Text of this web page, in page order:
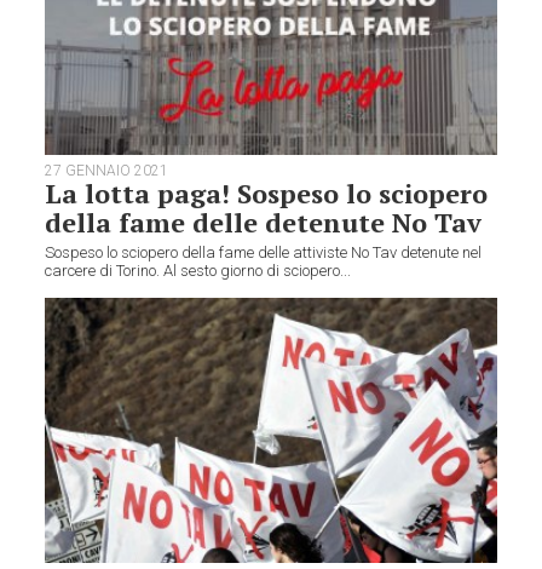
27 GENNAIO 2021
La lotta paga! Sospeso lo sciopero
della fame delle detenute No Tav
Sospeso lo sciopero della fame delle attiviste No Tav detenute nel
carcere di Torino. Al sesto giorno di sciopero...